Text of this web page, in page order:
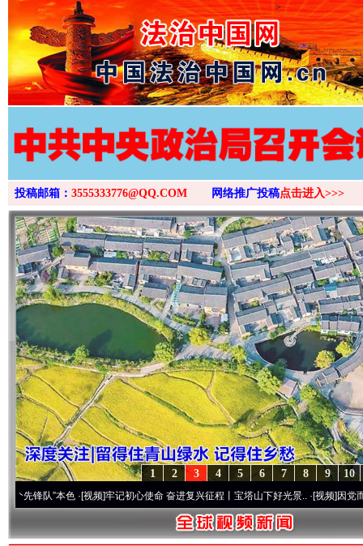
>
投稿邮箱： 3555333776@QQ.COM 网络推广投稿点击进入>>>
10
9
8
7
6
5
4
3
2
1
”本色·[视频]牢记初心使命 奋进复兴征程丨宝塔山下好光景..·[视频]因党而生 为党